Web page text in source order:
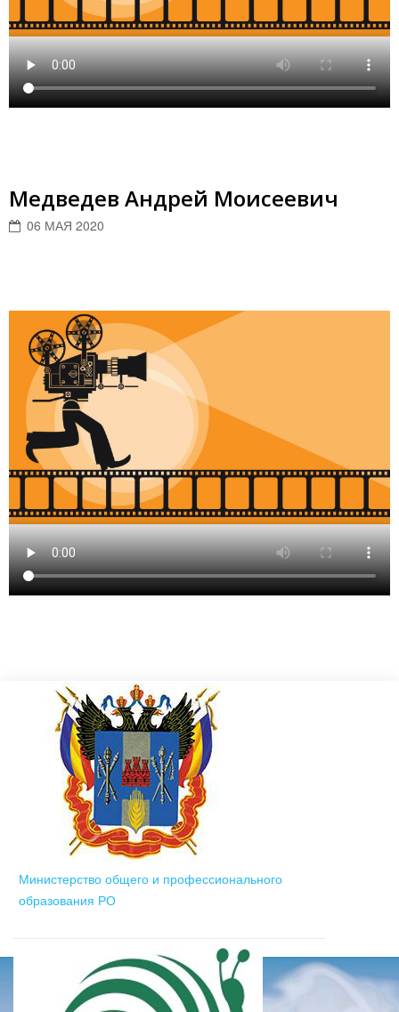
Медведев Андрей Моисеевич
06 МАЯ 2020
Министерство общего и профессионального
образования РО